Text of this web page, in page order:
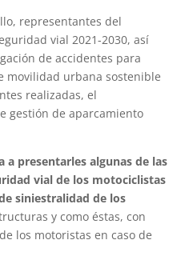
representantes del
vial 2021-2030, así
de accidentes para
movilidad urbana sostenible
realizadas, el
gestión de aparcamiento
a presentarles algunas de las
vial de los motociclistas
siniestralidad de los
y como éstas, con
los motoristas en caso de